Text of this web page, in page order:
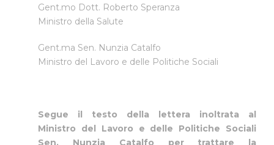
Gent.mo Dott. Roberto Speranza
Ministro della Salute
Gent.ma Sen. Nunzia Catalfo
Ministro del Lavoro e delle Politiche Sociali
Segue il testo della lettera inoltrata al
Ministro del Lavoro e delle Politiche Sociali
Sen. Nunzia Catalfo per trattare la